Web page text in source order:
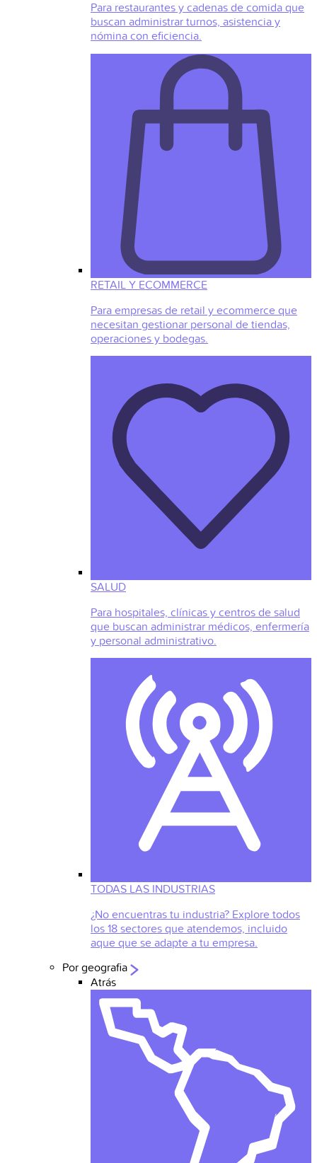
Para restaurantes y cadenas de comida que
buscan administrar turnos, asistencia y
nómina con eficiencia.
RETAIL Y ECOMMERCE
Para empresas de retail y ecommerce que
necesitan gestionar personal de tiendas,
operaciones y bodegas.
SALUD
Para hospitales, clínicas y centros de salud
que buscan administrar médicos, enfermería
y personal administrativo.
TODAS LAS INDUSTRIAS
¿No encuentras tu industria? Explore todos
los 18 sectores que atendemos, incluido
aque que se adapte a tu empresa.
Por geografia
Atrás